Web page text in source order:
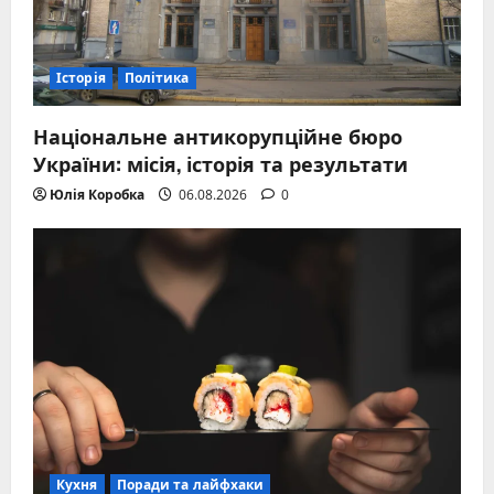
Історія Політика
Національне антикорупційне бюро
України: місія, історія та результати
Юлія Коробка 06.08.2026 0
Кухня Поради та лайфхаки